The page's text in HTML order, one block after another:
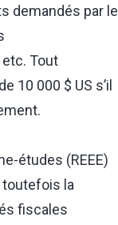
demandés par le
Tout
10 000 $ US s’il
(REEE)
la
fiscales